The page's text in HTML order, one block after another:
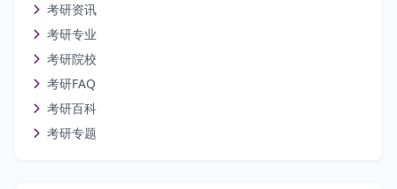
考研资讯
考研专业
考研院校
考研FAQ
考研百科
考研专题